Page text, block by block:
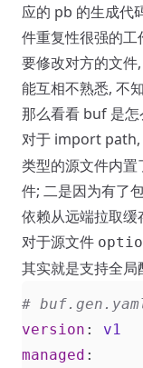
应的 pb 的生成代
件重复性很强的工
要修改对方的文
能互相不熟悉, 不
那么看看 buf 是
对于 import path,
类型的源文件内置
件; 二是因为有了
依赖从远端拉取缓
对于源文件
其实就是支持全局
#
version :
v1
managed :